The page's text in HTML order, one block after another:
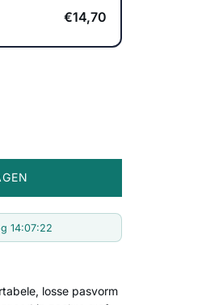
€14,70
14:07:21
losse pasvorm